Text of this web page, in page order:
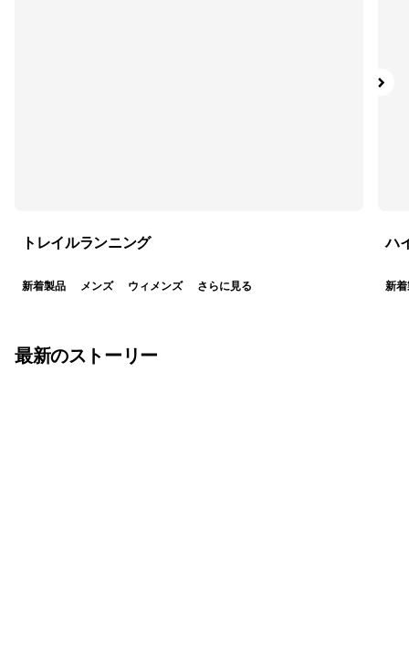
トレイルランニング
新着製品 メンズ ウィメンズ さらに見る
ハ
新
最新のストーリー